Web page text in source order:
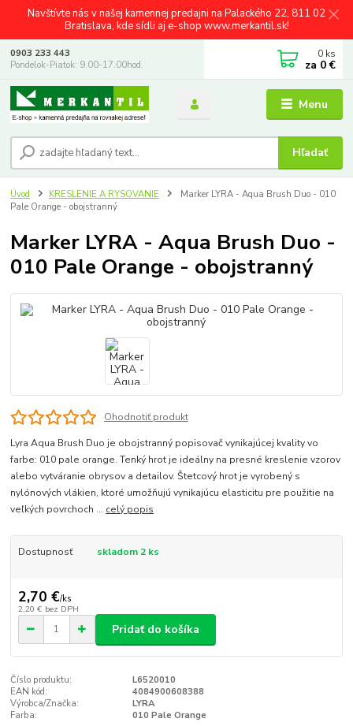
Navštívte nás v našej kamennej predajni na Palackého 22, 811 02
Bratislava, kde sídli aj e-shop www.merkantil.sk!
Menu
Hľadať
0903 233 443
Pondelok-Piatok: 9.00-17.00hod.
0 ks
za 0 €
Úvod KRESLENIE A RYSOVANIE
Marker LYRA - Aqua Brush Duo - 010
Pale Orange - obojstranný
Marker LYRA - Aqua Brush Duo -
010 Pale Orange - obojstranný
Ohodnotiť produkt
Lyra Aqua Brush Duo je obojstranný popisovač vynikajúcej kvality vo
farbe: 010 pale orange. Tenký hrot je ideálny na presné kreslenie vzorov
alebo vytváranie obrysov a detailov. Štetcový hrot je vyrobený s
nylónových vlákien, ktoré umožňujú vynikajúcu elasticitu pre použitie na
veľkých povrchoch ... celý popis
Dostupnosť skladom 2 ks
2,70 €/ks
2,20 € bez DPH
Pridať do košíka
Číslo produktu:
L6520010
EAN kód:
4084900608388
Výrobca/Značka:
LYRA
Farba:
010 Pale Orange